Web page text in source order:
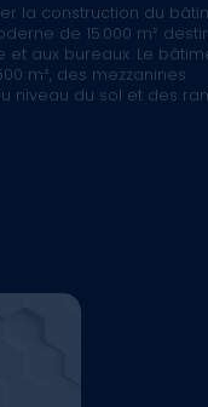
la construction du
de 15.000 m²
aux bureaux. Le
m², des mezzanines
niveau du sol et des